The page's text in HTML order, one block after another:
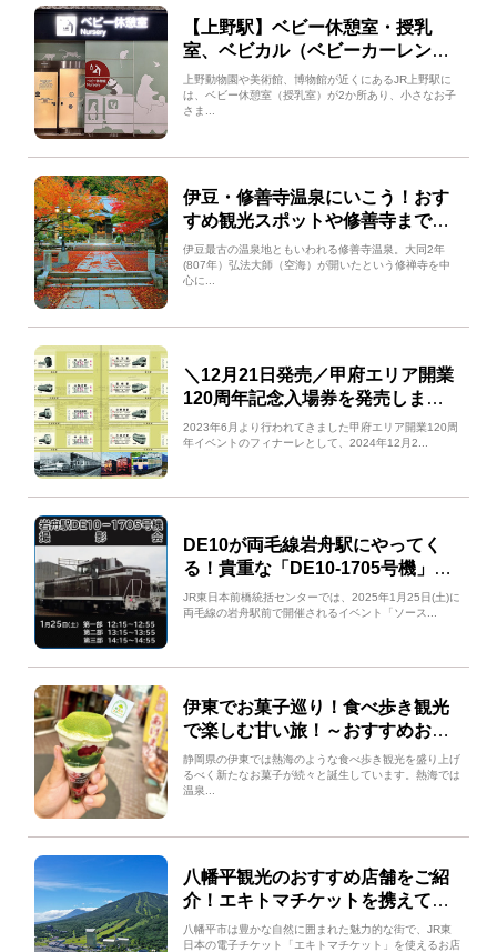
【上野駅】ベビー休憩室・授乳
室、ベビカル（ベビーカーレンタ
ル）の紹介！
上野動物園や美術館、博物館が近くにあるJR上野駅に
は、ベビー休憩室（授乳室）が2か所あり、小さなお子
さま...
伊豆・修善寺温泉にいこう！おす
すめ観光スポットや修善寺までの
アクセスをご紹介！
伊豆最古の温泉地ともいわれる修善寺温泉。大同2年
(807年）弘法大師（空海）が開いたという修禅寺を中
心に...
＼12月21日発売／甲府エリア開業
120周年記念入場券を発売しま
す！！
2023年6月より行われてきました甲府エリア開業120周
年イベントのフィナーレとして、2024年12月2...
DE10が両毛線岩舟駅にやってく
る！貴重な「DE10-1705号機」の
撮影会を開催します！【2025年1
月25日(土)限定】
JR東日本前橋統括センターでは、2025年1月25日(土)に
両毛線の岩舟駅前で開催されるイベント「ソース...
伊東でお菓子巡り！食べ歩き観光
で楽しむ甘い旅！～おすすめお菓
子4選～
静岡県の伊東では熱海のような食べ歩き観光を盛り上げ
るべく新たなお菓子が続々と誕生しています。熱海では
温泉...
八幡平観光のおすすめ店舗をご紹
介！エキトマチケットを携えてお
得に八幡平を満喫しよう!!
八幡平市は豊かな自然に囲まれた魅力的な街で、JR東
日本の電子チケット「エキトマチケット」を使えるお店